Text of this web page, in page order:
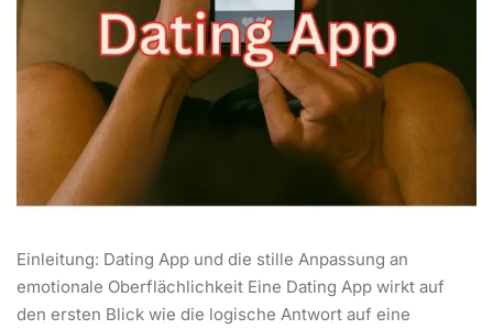
Einleitung: Dating App und die stille Anpassung an
emotionale Oberflächlichkeit Eine Dating App wirkt auf
den ersten Blick wie die logische Antwort auf eine